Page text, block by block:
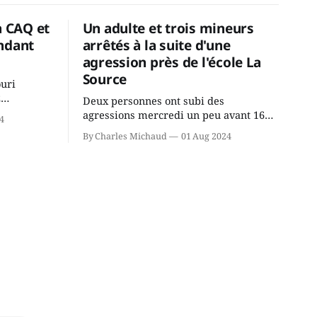
et
de la
Un adulte et trois mineurs
arrêtés à la suite d'une
agression près de l'école La
Source
Deux personnes ont subi des
agressions mercredi un peu avant 16h
à proximité de l'école primaire La
Source dans le secteur Bellefeuille de
By Charles Michaud 01 Aug 2024